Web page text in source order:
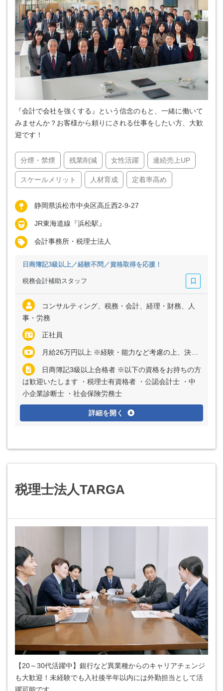
『会計で会社を強くする』という信念のもと、一緒に働いて
みませんか？お客様から頼りにされる仕事をしたい方、大歓
迎です！
分煙・禁煙 残業削減 女性活躍 連続売上UP
スケールメリット 人材育成 定着率高め
静岡県浜松市中央区高丘西2-9-27
JR東海道線『浜松駅』
会計事務所・税理士法人
日商簿記3級以上／経験不問／資格取得を応援！
税務会計補助スタッフ
コンサルティング、税務・会計、経理・財務、人
事・労務
正社員
月給26万円以上 ※経験・能力など考慮の上、決定いたします ※上記に固定残業代（月40時間～50時間分＝9万円以上）を含む ※超過分は別途全額支給
日商簿記3級以上合格者 ※以下の資格をお持ちの方
は歓迎いたします ・税理士有資格者 ・公認会計士 ・中
小企業診断士 ・社会保険労務士
詳細を開く
税理士法人TARGA
【20～30代活躍中】銀行など異業種からのキャリアチェンジ
も大歓迎！未経験でも入社後半年以内には外勤担当として活